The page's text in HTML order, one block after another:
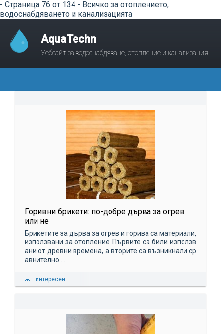
- Страница 76 от 134 - Всичко за отоплението,
водоснабдяването и канализацията
AquaTechn
Уебсайт за водоснабдяване, отопление и канализация
Горивни брикети: по-добре дърва за огрев
или не
Брикетите за дърва за огрев и горива са материали,
използвани за отопление. Първите са били използв
ани от древни времена, а вторите са възникнали ср
авнително ...
интересен